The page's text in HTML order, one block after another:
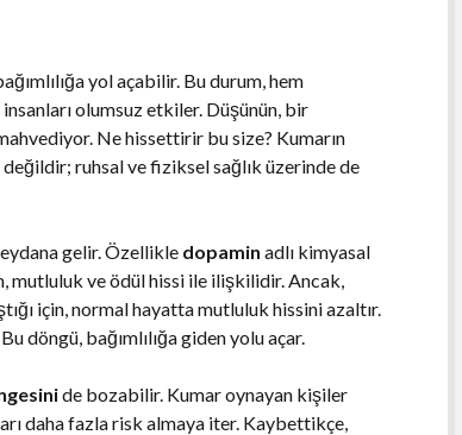
yol açabilir. Bu durum, hem
olumsuz etkiler. Düşünün, bir
Ne hissettirir bu size? Kumarın
ruhsal ve fiziksel sağlık üzerinde de
gelir. Özellikle dopamin adlı kimyasal
mutluluk ve ödül hissi ile ilişkilidir. Ancak,
için, normal hayatta mutluluk hissini azaltır.
döngü, bağımlılığa giden yolu açar.
de bozabilir. Kumar oynayan kişiler
daha fazla risk almaya iter. Kaybettikçe,